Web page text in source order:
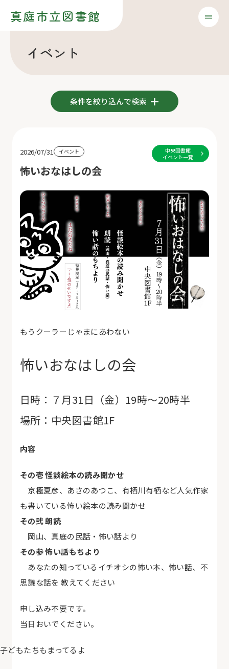
真庭市立図書館
イベント
条件を絞り込んで検索
2026/07/31 イベント
怖いおなはしの会
中央図書館
イベント一覧
もうクーラーじゃまにあわない
怖いおなはしの会
日時：７月31日（金）19時〜20時半
場所：中央図書館1F
内容
その壱 怪談絵本の読み聞かせ
京極夏彦、あさのあつこ、有栖川有栖など人気作家
も書いている怖い絵本の読み聞かせ
その弐 朗読
岡山、真庭の民話・怖い話より
その参 怖い話もちより
あなたの知っているイチオシの怖い本、怖い話、不
思議な話を 教えてください
申し込み不要です。
当日おいでください。
子どもたちもまってるよ